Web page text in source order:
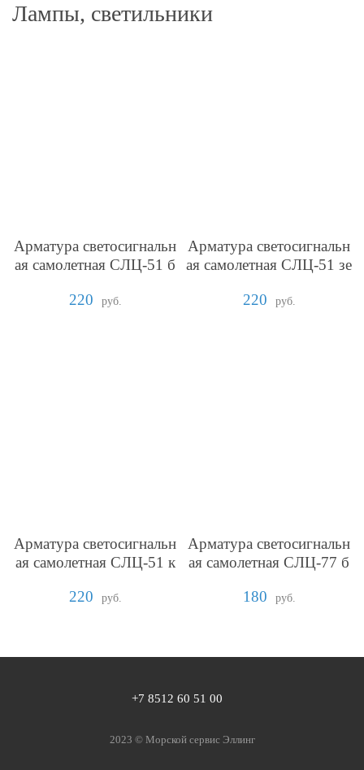
Лампы, светильники
Арматура светосигнальн
ая самолетная СЛЦ-51 б
220
руб.
Арматура светосигнальн
ая самолетная СЛЦ-51 зе
220
руб.
Арматура светосигнальн
ая самолетная СЛЦ-51 к
220
руб.
Арматура светосигнальн
ая самолетная СЛЦ-77 б
180
руб.
+7 8512 60 51 00
2023 ©️ Морской сервис Эллинг